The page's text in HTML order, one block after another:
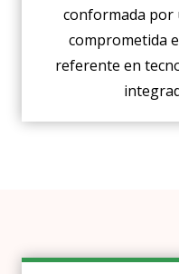
conformada por
comprometida
referente en